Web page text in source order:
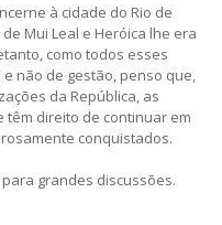
à cidade do Rio de
Mui Leal e Heróica lhe era
como todos esses
não de gestão, penso que,
da República, as
têm direito de continuar em
conquistados.
grandes discussões.